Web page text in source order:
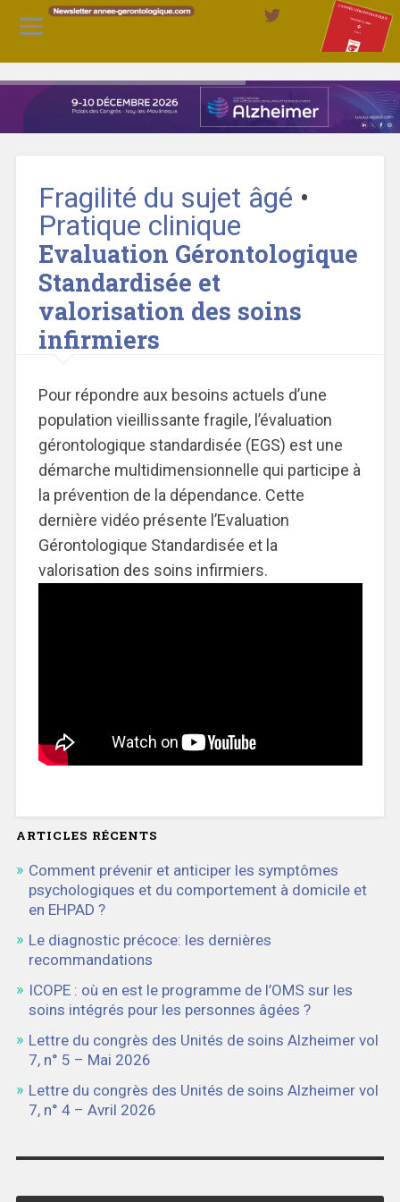
Fragilité du sujet âgé •
Pratique clinique
Evaluation Gérontologique
Standardisée et
valorisation des soins
infirmiers
Pour répondre aux besoins actuels d’une
population vieillissante fragile, l’évaluation
gérontologique standardisée (EGS) est une
démarche multidimensionnelle qui participe à
la prévention de la dépendance. Cette
dernière vidéo présente l’Evaluation
Gérontologique Standardisée et la
valorisation des soins infirmiers.
ARTICLES RÉCENTS
Comment prévenir et anticiper les symptômes
psychologiques et du comportement à domicile et
en EHPAD ?
Le diagnostic précoce: les dernières
recommandations
ICOPE : où en est le programme de l’OMS sur les
soins intégrés pour les personnes âgées ?
Lettre du congrès des Unités de soins Alzheimer vol
7, n° 5 – Mai 2026
Lettre du congrès des Unités de soins Alzheimer vol
7, n° 4 – Avril 2026